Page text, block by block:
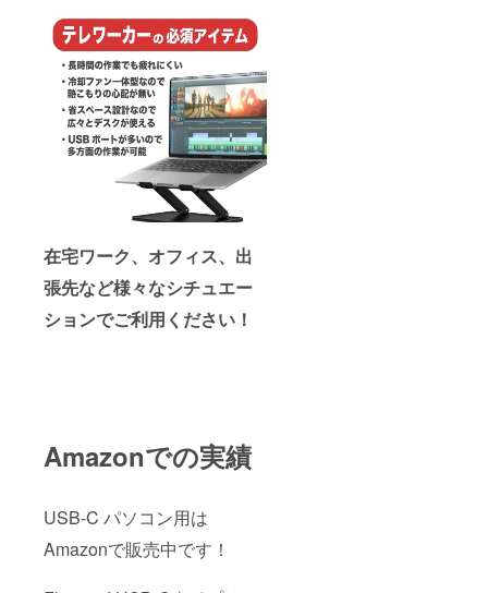
在宅ワーク、オフィス、出
張先など様々なシチュエー
ションでご利用ください！
Amazonでの実績
USB-C パソコン用は
Amazonで販売中です！